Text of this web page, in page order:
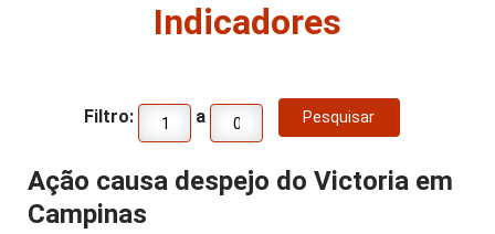
Indicadores
Filtro: a
Ação causa despejo do Victoria em
Campinas